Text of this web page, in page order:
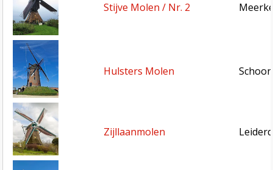
Stijve Molen / Nr. 2
Hulsters Molen
Zijllaanmolen